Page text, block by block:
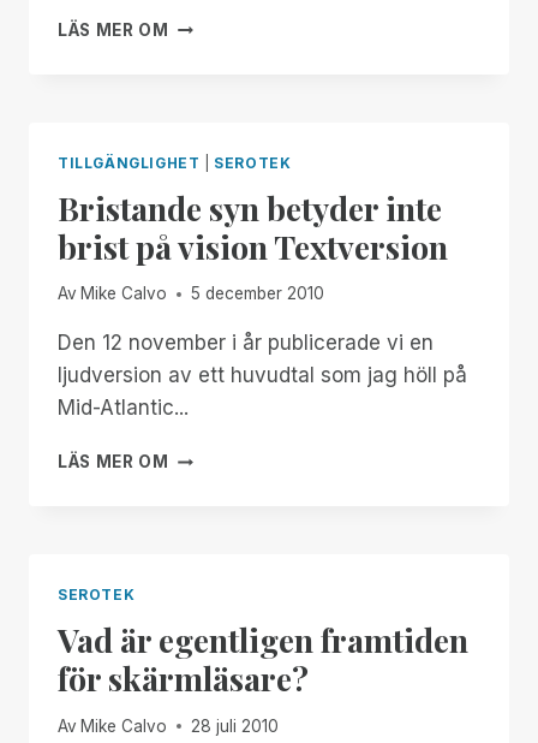
LÄS MER OM
ÄNNU
TILLGÄNGLIGHET
TILLGÄNGLIGHET SEROTEK
Bristande syn betyder inte
brist på vision Textversion
Av Mike Calvo 5 december 2010
Den 12 november i år publicerade vi en
ljudversion av ett huvudtal som jag höll på
Mid-Atlantic...
LÄS MER OM
BRISTANDE
TEXTVERSION
SEROTEK
Vad är egentligen framtiden
för skärmläsare?
Av Mike Calvo 28 juli 2010